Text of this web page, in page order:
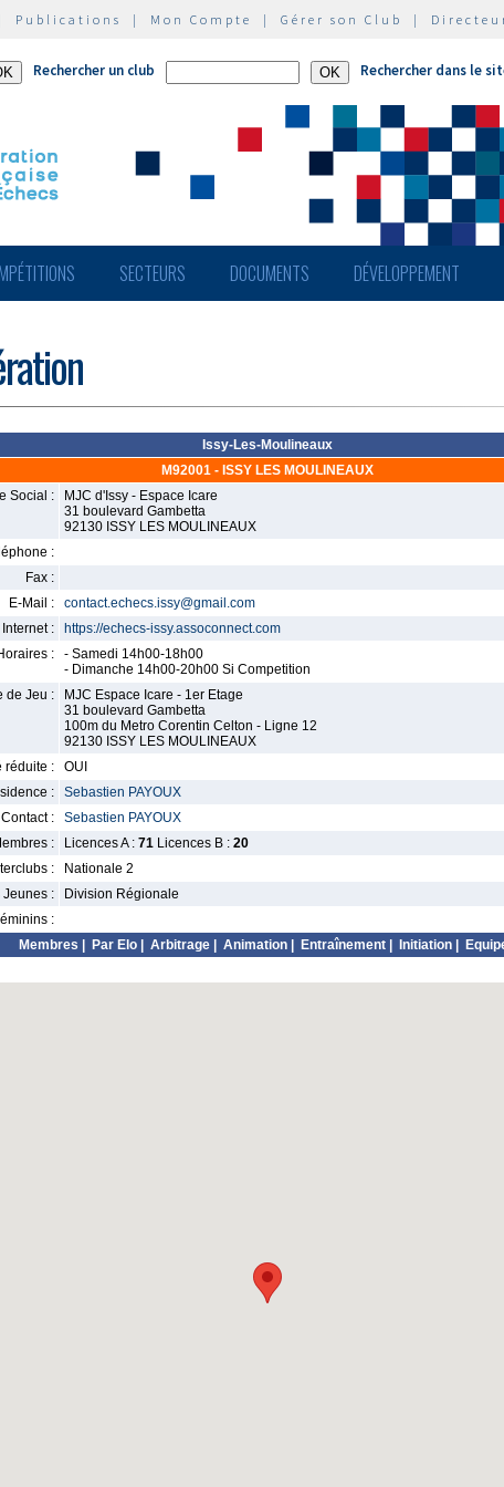
Publications | Mon Compte | Gérer son Club |
Rechercher un club Rechercher dans le
SECTEURS DOCUMENTS DÉVELOPPEMENT
Issy-Les-Moulineaux
M92001 - ISSY LES MOULINEAUX
Social :
MJC d'Issy - Espace Icare
31 boulevard Gambetta
92130 ISSY LES MOULINEAUX
:
Fax :
E-Mail :
contact.echecs.issy@gmail.com
:
https://echecs-issy.assoconnect.com
:
- Samedi 14h00-18h00
- Dimanche 14h00-20h00 Si Competition
de Jeu :
MJC Espace Icare - 1er Etage
31 boulevard Gambetta
100m du Metro Corentin Celton - Ligne 12
92130 ISSY LES MOULINEAUX
réduite :
OUI
:
Sebastien PAYOUX
Contact :
Sebastien PAYOUX
:
Licences A : 71 Licences B : 20
:
Nationale 2
Jeunes :
Division Régionale
:
Membres
Par Elo Arbitrage Animation Entraînement Initiation